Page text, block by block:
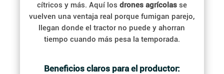
cítricos y más. Aquí los drones agrícolasse
vuelven una ventaja real porque fumigan parejo,
llegan donde el tractor no puede y ahorran
tiempo cuando más pesa la temporada.
Beneficios claros para el productor: